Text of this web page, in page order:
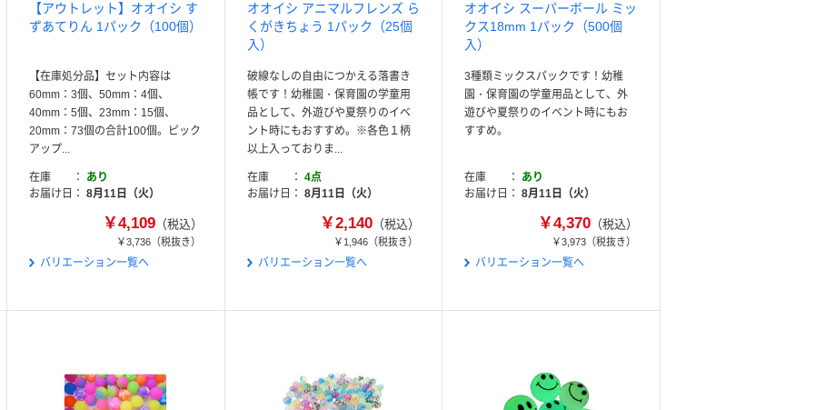
【アウトレット】オオイシ す
ずあてりん 1パック（100個）
【在庫処分品】セット内容は
60mm：3個、50mm：4個、
40mm：5個、23mm：15個、
20mm：73個の合計100個。ピック
アップ...
在庫
あり
お届け日
8月11日（火）
￥4,109（税込）
￥3,736（税抜き）
バリエーション一覧へ
オオイシ アニマルフレンズ ら
くがきちょう 1パック（25個
入）
破線なしの自由につかえる落書き
帳です！幼稚園・保育園の学童用
品として、外遊びや夏祭りのイベ
ント時にもおすすめ。※各色１柄
以上入っておりま...
在庫
4点
お届け日
8月11日（火）
￥2,140 （税込）
￥1,946 （税抜き）
バリエーション一覧へ
オオイシ スーパーボール ミッ
クス18mm 1パック（500個
入）
3種類ミックスパックです！幼稚
園・保育園の学童用品として、外
遊びや夏祭りのイベント時にもお
すすめ。
在庫
あり
お届け日
8月11日（火）
￥4,370 （税込）
￥3,973 （税抜き）
バリエーション一覧へ